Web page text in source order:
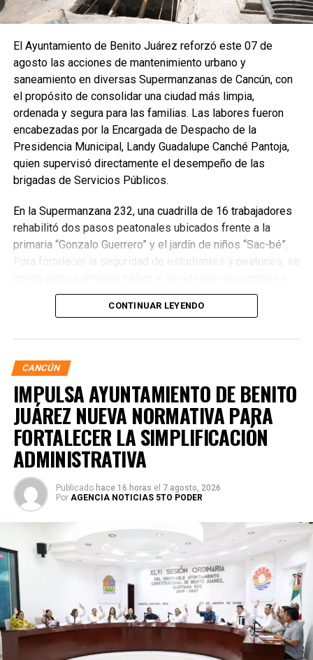
El Ayuntamiento de Benito Juárez reforzó este 07 de
agosto las acciones de mantenimiento urbano y
saneamiento en diversas Supermanzanas de Cancún, con
el propósito de consolidar una ciudad más limpia,
ordenada y segura para las familias. Las labores fueron
encabezadas por la Encargada de Despacho de la
Presidencia Municipal, Landy Guadalupe Canché Pantoja,
quien supervisó directamente el desempeño de las
brigadas de Servicios Públicos.
En la Supermanzana 232, una cuadrilla de 16 trabajadores
rehabilitó dos pasos peatonales ubicados frente a la
primaria “Gonzalo Guerrero” y el jardín de niños “Sac-bé”.
Para fortalecer la seguridad de estudiantes y peatones, se
residuos vegetales acumulados en la zona. Estas
acciones buscan garantizar entornos escolares más
Posteriormente, en la Supermanzana 238, se atendió la
solicitud de vecinos mediante el desazolve de un pozo
pluvial localizado en el cruce de la Calle 53 con Calle 112.
Con apoyo de una máquina perforadora y una unidad
Vactor, se liberó el captador para prevenir
encharcamientos y mejorar el flujo hidráulico, lo que fue
reconocido por la comunidad como una respuesta
CONTINUAR LEYENDO
CANCÚN
IMPULSA AYUNTAMIENTO DE BENITO
JUÁREZ NUEVA NORMATIVA PARA
FORTALECER LA SIMPLIFICACIÓN
ADMINISTRATIVA
Publicado hace 16 horas el 7 agosto, 2026
Por AGENCIA NOTICIAS 5TO PODER